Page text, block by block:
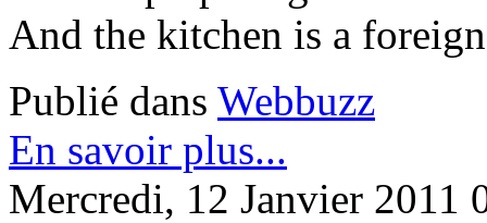
And the kitchen is a
Publié dans Webbuzz
En savoir plus...
Mercredi, 12 Janvier 2011